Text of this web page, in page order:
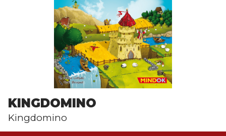
KINGDOMINO
Kingdomino